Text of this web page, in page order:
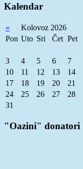
Kalendar
« Kolovoz 2026
Pon Uto Sri Čet Pet
3
4 5 6 7
10
11 12 13 14
17
18 19 20 21
24
25 26 27 28
31
"Oazini" donatori